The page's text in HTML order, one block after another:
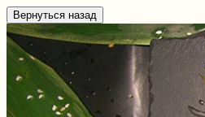
Вернуться назад